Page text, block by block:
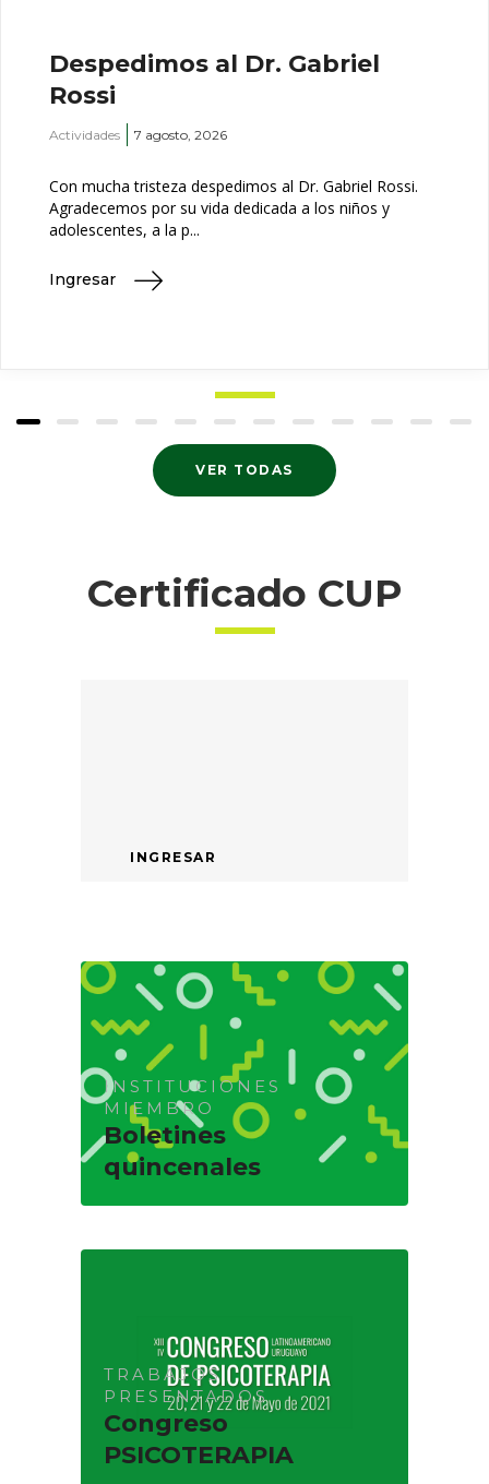
Despedimos al Dr. Gabriel
Rossi
Actividades 7 agosto, 2026
Con mucha tristeza despedimos al Dr. Gabriel Rossi.
Agradecemos por su vida dedicada a los niños y
adolescentes, a la p...
Ingresar
VER TODAS
Certificado CUP
INGRESAR
INSTITUCIONES
MIEMBRO
Boletines
quincenales
TRABAJOS
PRESENTADOS
Congreso
PSICOTERAPIA